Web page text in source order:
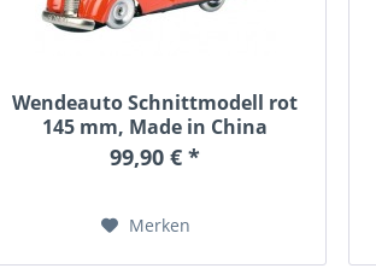
Wendeauto Schnittmodell rot
145 mm, Made in China
99,90 € *
Merken